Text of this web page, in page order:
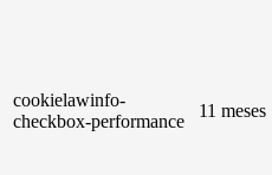
cookielawinfo-
checkbox-performance
11 meses